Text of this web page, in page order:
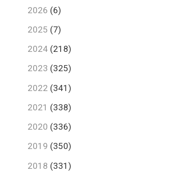
2026 (6)
2025 (7)
2024 (218)
2023 (325)
2022 (341)
2021 (338)
2020 (336)
2019 (350)
2018 (331)